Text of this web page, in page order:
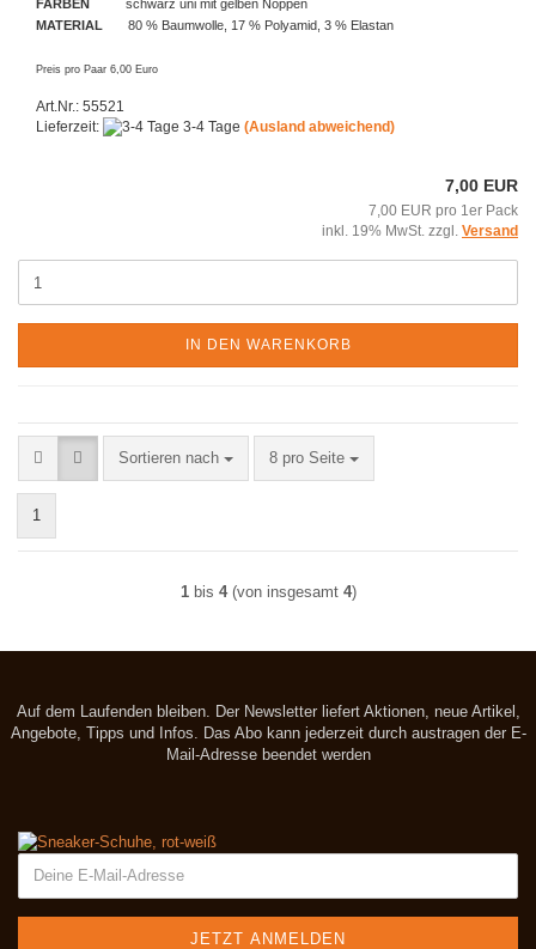
FARBEN
schwarz uni mit gelben Noppen
MATERIAL
80 % Baumwolle, 17 % Polyamid, 3 % Elastan
Preis pro Paar 6,00 Euro
Art.Nr.: 55521
Lieferzeit:
3-4 Tage (Ausland abweichend)
7,00 EUR
7,00 EUR pro 1er Pack
inkl. 19% MwSt. zzgl. Versand
IN DEN WARENKORB
Sortieren nach
Sortieren nach 8 pro Seite
pro Seite
1
1bis 4(von insgesamt 4)
Auf dem Laufenden bleiben. Der Newsletter liefert Aktionen, neue Artikel,
Angebote, Tipps und Infos. Das Abo kann jederzeit durch austragen der E-
Mail-Adresse beendet werden